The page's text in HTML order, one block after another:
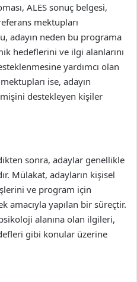
ALES sonuç belgesi,
mektupları
adayın neden bu programa
hedeflerini ve ilgi alanlarını
yardımcı olan
ise, adayın
destekleyen kişiler
sonra, adaylar genellikle
Mülakat, adayların kişisel
ve program için
amacıyla yapılan bir süreçtir.
alanına olan ilgileri,
gibi konular üzerine